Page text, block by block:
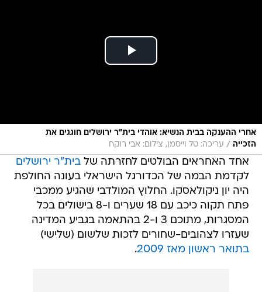
אחרי ההענקה בבית הנשיא: אוהדי בית"ר ירושלים חוגגים את
הזכייה / עריכה: טל וייסמן, צילום: אבי רוקח
אחד האחראים הבולטים לחזרתה שלבית"ר ירושלים
לקדמת הבמה של הכדורגל הישראלי בעונה החולפת
היה יון ניקולאסקו. החלוץ המולדבי שהגיע ממכבי
פתח תקוה כיכב עם 18 שערים ו-8 בישולים בכל
המסגרות, מתוכם 3 ו-2 בהתאמה בגביע המדינה
שעזרו לצהובים-שחורים לזכות שלשום (שלישי)
בתואר ראשון מאז 2009
.